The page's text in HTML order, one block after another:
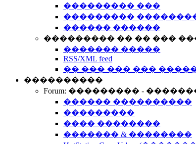
��������� ���
���������
������ ������
��������� �� �� ���
������� �����
RSS/XML feed
�� ��� ��� ���
����������
Forum: ��������� -
������ ����������
���������
���� ��������
������� & ��������